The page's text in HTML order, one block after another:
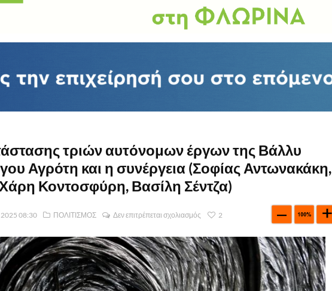
τριών αυτόνομων έργων της Βάλλυ
Αγρότη και η συνέργεια (Σοφίας Αντωνακάκη,
Κοντοσφύρη, Βασίλη Σέντζα)
2025 08:30 ΠΟΛΙΤΙΣΜΟΣ Δεν επιτρέπεται σχολιασμός 2